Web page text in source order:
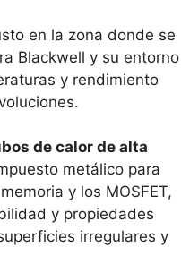
en la zona donde se
Blackwell y su entorno
y rendimiento
de calor de alta
metálico para
y los MOSFET,
y propiedades
irregulares y